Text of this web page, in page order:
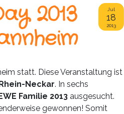
2013
Jul
18
2013
statt. Diese Veranstaltung ist
Neckar. In sechs
Familie 2013ausgesucht.
gewonnen! Somit